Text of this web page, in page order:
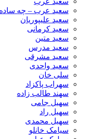
سعید عرب – چه
سعید علیپوریان
سعید کرمانی
سعید متین
سعید مدرس
سعید مشرقی
سعید واحدی
سلی خان
سهراب پاکزاد
سهند طالب زاده
سهیل جامی
سهیل راد
سهیل محمدی
سیامک خانلو